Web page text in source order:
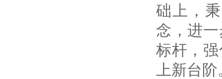
础上，
念，进
标杆，
上新台阶